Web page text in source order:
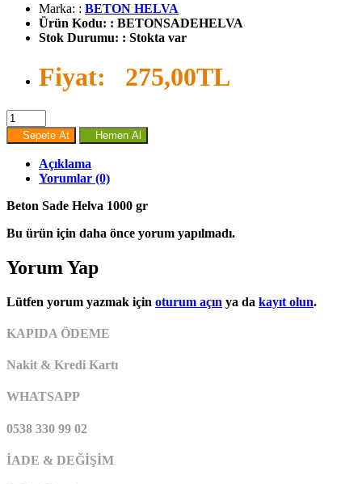
Marka: : BETON HELVA
Ürün Kodu: : BETONSADEHELVA
Stok Durumu: : Stokta var
Fiyat: 275,00TL
Sepete At Hemen Al
Açıklama
Yorumlar (0)
Beton Sade Helva 1000 gr
Bu ürün için daha önce yorum yapılmadı.
Yorum Yap
Lütfen yorum yazmak için oturum açın ya da kayıt olun.
KAPIDA ÖDEME
Nakit & Kredi Kartı
WHATSAPP
0538 330 99 02
İADE & DEĞİŞİM